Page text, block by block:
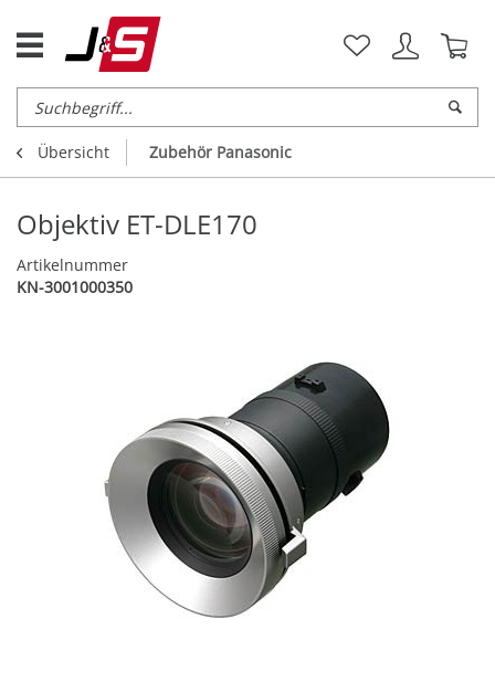
Übersicht Zubehör Panasonic
Objektiv ET-DLE170
Artikelnummer
KN-3001000350